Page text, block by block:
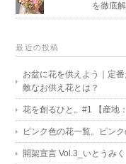
を徹底解
最近の投稿
お盆に花を供えよう｜定
敵なお供え花とは？
花を創るひと。#1 【産地
ピンク色の花一覧。ピン
開架宣言 Vol.3_いとうみ